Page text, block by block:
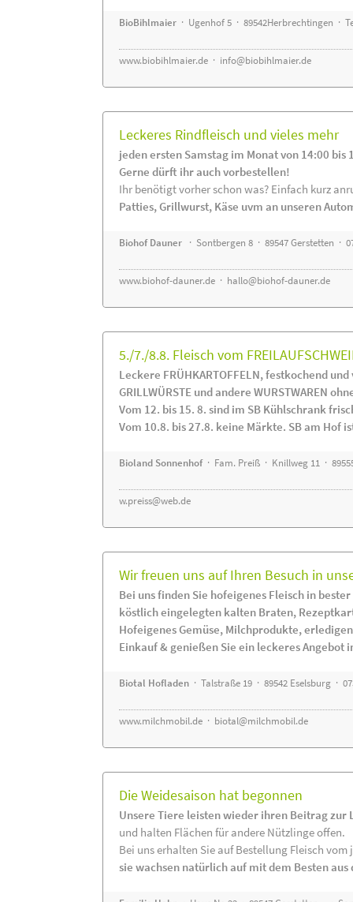
BioBihlmaier · Ugenhof 5 · 89542Herbrechtingen ·
www.biobihlmaier.de · info@biobihlmaier.de
Leckeres Rindfleisch und vieles mehr
jeden ersten Samstag im Monat von 14:00 bis
Gerne dürft ihr auch vorbestellen!
Ihr benötigt vorher schon was? Einfach kurz
Patties, Grillwurst, Käse uvm an unseren
Biohof Dauner · Sontbergen 8 · 89547 Gerstetten ·
www.biohof-dauner.de · hallo@biohof-dauner.de
5./7./8.8. Fleisch vom
Leckere FRÜHKARTOFFELN, festkochend
GRILLWÜRSTE und andere WURSTWAREN
Vom 12. bis 15. 8. sind im SB Kühlschrank
Vom 10.8. bis 27.8. keine Märkte. SB am Hof
Bioland Sonnenhof· Fam. Preiß · Knillweg 11 ·
w.preiss@web.de
Wir freuen uns auf Ihren Besuch in
Bei uns finden Sie hofeigenes Fleisch in
köstlich eingelegten kalten Braten,
Hofeigenes Gemüse, Milchprodukte,
Einkauf & genießen Sie ein leckeres Angebot
Biotal Hofladen · Talstraße 19 · 89542 Eselsburg ·
www.milchmobil.de · biotal@milchmobil.de
Die Weidesaison hat begonnen
Unsere Tiere leisten wieder ihren Beitrag zur
und halten Flächen für andere Nützlinge offen.
Bei uns erhalten Sie auf Bestellung Fleisch
sie wachsen natürlich auf mit dem Besten aus